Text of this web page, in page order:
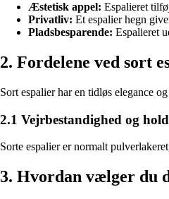
Æstetisk appel: Espalieret
Privatliv: Et espalier hegn
Pladsbesparende: Espalieret
2. Fordelene ved sort
Sort espalier har en tidløs elegance
2.1 Vejrbestandighed og
Sorte espalier er normalt
3. Hvordan vælger du